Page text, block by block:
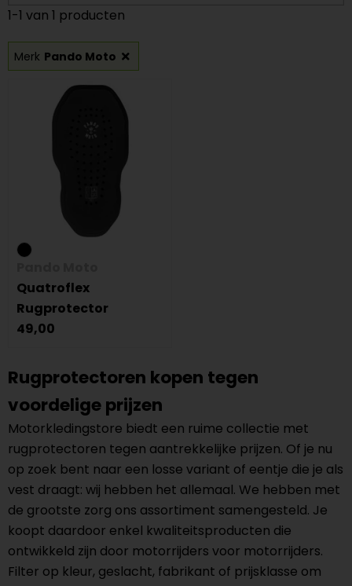
1-1 van 1 producten
Merk Pando Moto
Quatroflex
Rugprotector
49,00
Rugprotectoren kopen tegen
voordelige prijzen
Motorkledingstore biedt een ruime collectie met
rugprotectoren tegen aantrekkelijke prijzen. Of je nu
op zoek bent naar een losse variant of eentje die je als
vest draagt: wij hebben het allemaal. We hebben met
de grootste zorg ons assortiment samengesteld. Je
koopt daardoor enkel kwaliteitsproducten die
ontwikkeld zijn door motorrijders voor motorrijders.
Filter op kleur, geslacht, fabrikant of prijsklasse om